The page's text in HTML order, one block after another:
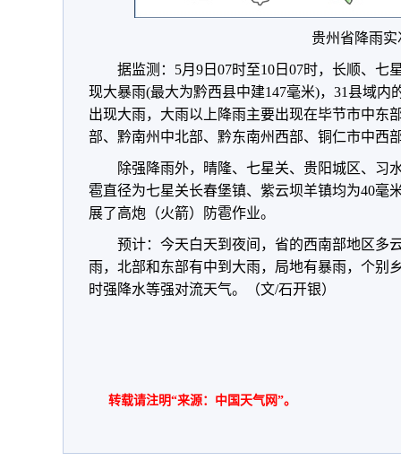
贵州省降雨实
据监测：5月9日07时至10日07时，长顺、七
现大暴雨(最大为黔西县中建147毫米)，31县域内
出现大雨，大雨以上降雨主要出现在毕节市中东
部、黔南州中北部、黔东南州西部、铜仁市中西
除强降雨外，晴隆、七星关、贵阳城区、习
雹直径为七星关长春堡镇、紫云坝羊镇均为40毫
展了高炮（火箭）防雹作业。
预计：今天白天到夜间，省的西南部地区多
雨，北部和东部有中到大雨，局地有暴雨，个别
时强降水等强对流天气。（文/石开银）
转载请注明“来源：中国天气网”。